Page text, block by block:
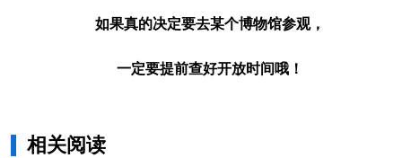
如果真的决定要去某个博物馆参观，
一定要提前查好开放时间哦！
相关阅读